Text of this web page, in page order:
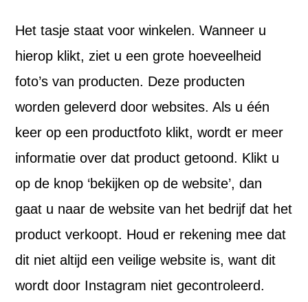
Het tasje staat voor winkelen. Wanneer u
hierop klikt, ziet u een grote hoeveelheid
foto’s van producten. Deze producten
worden geleverd door websites. Als u één
keer op een productfoto klikt, wordt er meer
informatie over dat product getoond. Klikt u
op de knop ‘bekijken op de website’, dan
gaat u naar de website van het bedrijf dat het
product verkoopt. Houd er rekening mee dat
dit niet altijd een veilige website is, want dit
wordt door Instagram niet gecontroleerd.